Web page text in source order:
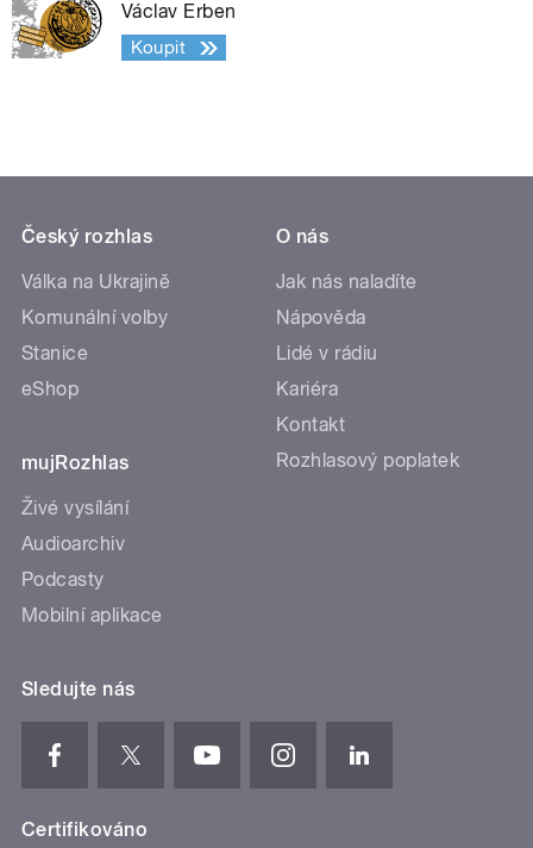
Václav Erben
Koupit
Český rozhlas
Válka na Ukrajině
Komunální volby
Stanice
eShop
mujRozhlas
Živé vysílání
Audioarchiv
Podcasty
Mobilní aplikace
O nás
Jak nás naladíte
Nápověda
Lidé v rádiu
Kariéra
Kontakt
Rozhlasový poplatek
Sledujte nás
Certifikováno